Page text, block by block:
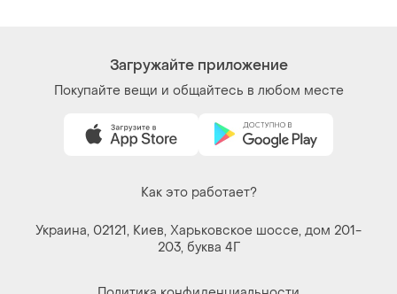
Загружайте приложение
Покупайте вещи и общайтесь в любом месте
Как это работает?
Украина, 02121, Киев, Харьковское шоссе, дом 201-
203, буква 4Г